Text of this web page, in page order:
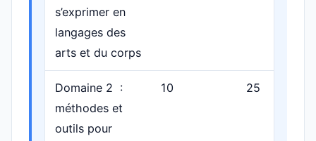
s’exprimer en
langages des
arts et du corps
Domaine 2 :
méthodes et
outils pour
10 25